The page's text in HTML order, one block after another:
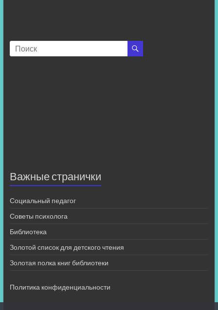
Важные странички
Социальный педагог
Советы психолога
Библиотека
Золотой список для детского чтения
Золотая полка книг библиотеки
Политика конфиденциальности